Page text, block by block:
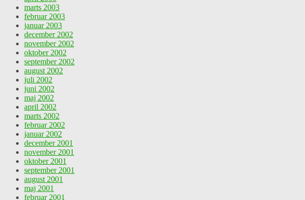
marts 2003
februar 2003
januar 2003
december 2002
november 2002
oktober 2002
september 2002
august 2002
juli 2002
juni 2002
maj 2002
april 2002
marts 2002
februar 2002
januar 2002
december 2001
november 2001
oktober 2001
september 2001
august 2001
maj 2001
februar 2001